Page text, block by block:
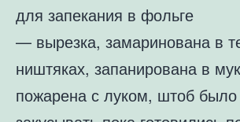
для запекания в фольге
— вырезка, замаринована в
ништяках, запанирована в
пожарена с луком, штоб